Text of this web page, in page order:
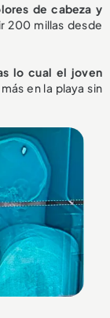
de cabeza y
200 millas desde
lo cual el joven
en la playa sin